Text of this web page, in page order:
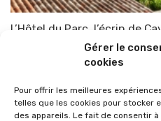
Gérer le
cookies
Pour offrir les meilleures
telles que les cookies pour stocker
des appareils. Le fait de consentir
L’Hôtel du Parc, l’écrin de
TOP-PARENTS 12 août 2023